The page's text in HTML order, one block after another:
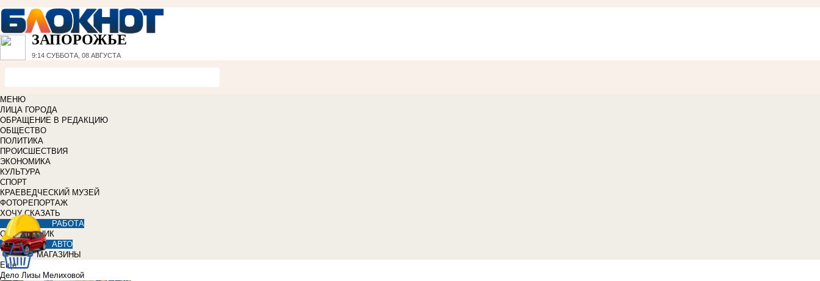
ЗАПОРОЖЬЕ
9:14 СУББОТА, 08 АВГУСТА
МЕНЮ
ЛИЦА ГОРОДА
ОБРАЩЕНИЕ В РЕДАКЦИЮ
ОБЩЕСТВО
ПОЛИТИКА
ПРОИСШЕСТВИЯ
ЭКОНОМИКА
КУЛЬТУРА
СПОРТ
КРАЕВЕДЧЕСКИЙ МУЗЕЙ
ФОТОРЕПОРТАЖ
ХОЧУ СКАЗАТЬ
РАБОТА
СПРАВОЧНИК
АВТО
МАГАЗИНЫ
Еще
Дело Лизы Мелиховой